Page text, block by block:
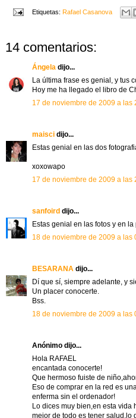
Etiquetas:Rafael Casanova
14 comentarios:
Ángela dijo...
La última frase es genial, y tus
Hoy me ha llegado el libro de
17 de noviembre de 2009 a las
maisci dijo...
Estas genial en las dos
xoxowapo
17 de noviembre de 2009 a las
sanfoird dijo...
Estas genial en las fotos y en
18 de noviembre de 2009 a las
BESARANA dijo...
Dí que sí, siempre adelante, y
Un placer conocerte.
Bss.
18 de noviembre de 2009 a las
Anónimo dijo...
Hola RAFAEL
encantada conocerte!
Que hermoso fuiste de
Eso de comprar en la red es
enferma sin el ordenador!
Lo dices muy bien,en esta
mejor de todo es tener salud,lo